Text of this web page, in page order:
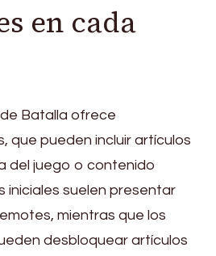
en cada
Batalla ofrece
que pueden incluir artículos
del juego o contenido
iniciales suelen presentar
mientras que los
desbloquear artículos